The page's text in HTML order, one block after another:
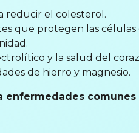
reducir el colesterol.
que protegen las células
y la salud del
de hierro y magnesio.
enfermedades